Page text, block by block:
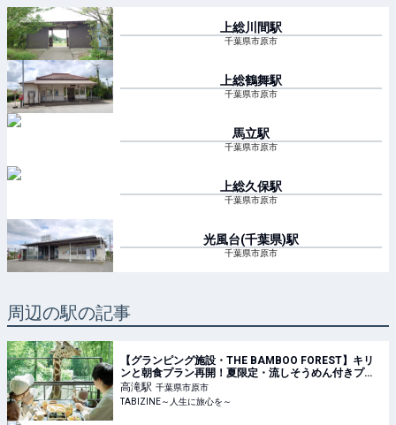
上総川間駅
千葉県市原市
上総鶴舞駅
千葉県市原市
馬立駅
千葉県市原市
上総久保駅
千葉県市原市
光風台(千葉県)駅
千葉県市原市
周辺の駅の記事
【グランピング施設・THE BAMBOO FOREST】キリ
ンと朝食プラン再開！夏限定・流しそうめん付きプラ
ンも｜千葉県 | TABIZINE～人生に旅心を～
高滝駅 千葉県市原市
TABIZINE～人生に旅心を～